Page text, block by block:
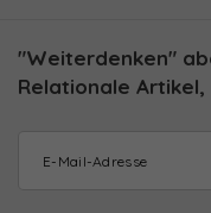
"Weiterdenken"
Relationale